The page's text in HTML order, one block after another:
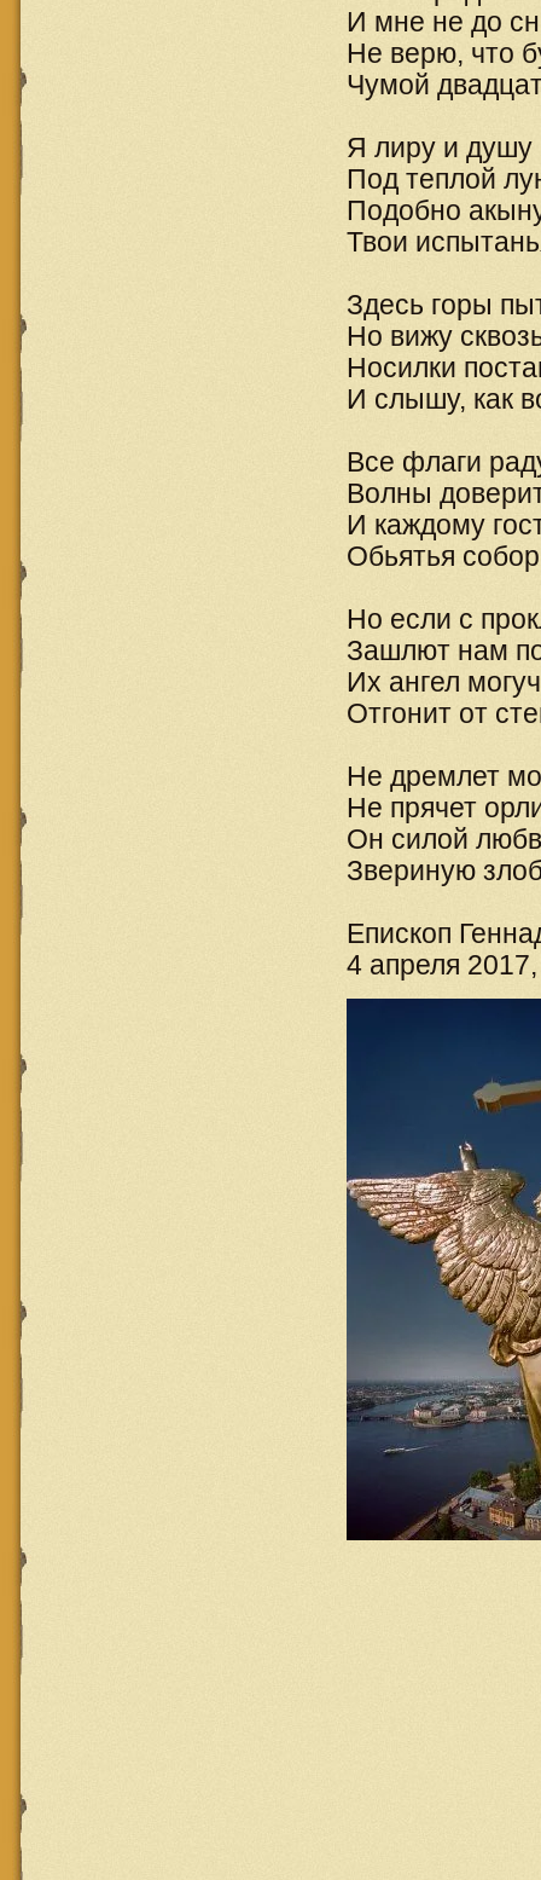
И мне не до
Не верю, что
Чумой
Я лиру и душу
Под теплой
Подобно
Твои
Здесь горы
Но вижу
Носилки
И слышу, как
Все флаги
Волны
И каждому
Обьятья
Но если с
Зашлют нам
Их ангел
Отгонит от
Не дремлет
Не прячет
Он силой
Звериную
Епископ
4 апреля